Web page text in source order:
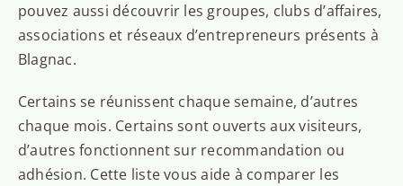
pouvez aussi découvrir les groupes, clubs d’affaires,
associations et réseaux d’entrepreneurs présents à
Blagnac.
Certains se réunissent chaque semaine, d’autres
chaque mois. Certains sont ouverts aux visiteurs,
d’autres fonctionnent sur recommandation ou
adhésion. Cette liste vous aide à comparer les